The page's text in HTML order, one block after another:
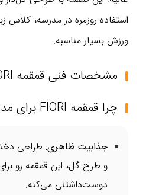
استفاده روزمره در مدرسه، کلاس
ورزش بسیار مناسبه.
مشخصات فنی قمقمه FIORI
چرا قمقمه FIORI برای مدرسه انتخاب خوبیه؟
جذابیت ظاهری: طراحی
و طرح گل، این قمقمه رو
دوست‌داشتنی می‌کنه.